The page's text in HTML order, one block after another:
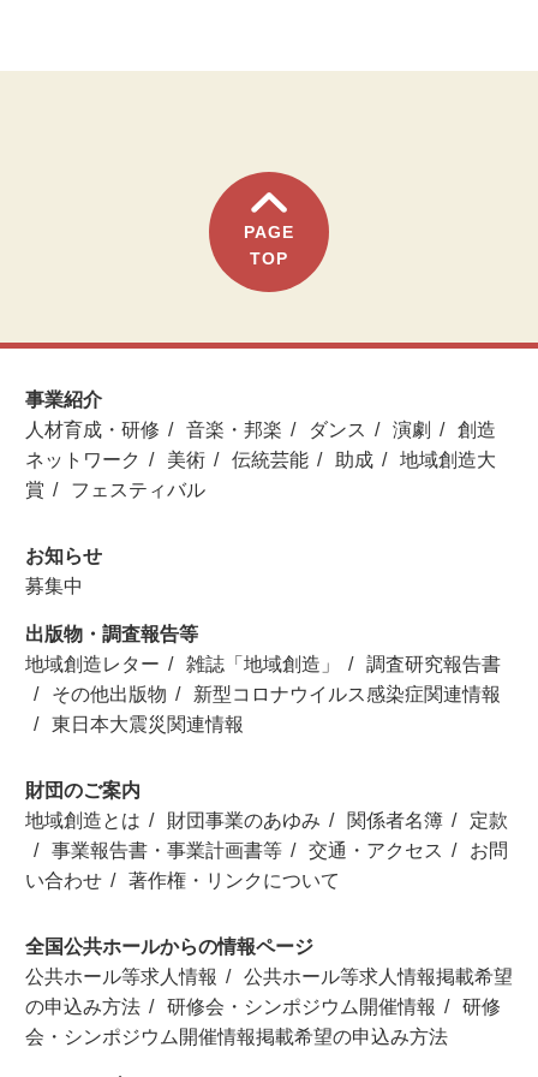
PAGE
TOP
事業紹介
人材育成・研修
音楽・邦楽 ダンス 演劇
創造
ネットワーク
美術 伝統芸能 助成
地域創造大
賞
フェスティバル
お知らせ
募集中
出版物・調査報告等
地域創造レター
雑誌「地域創造」
調査研究報告書
その他出版物
新型コロナウイルス感染症関連情報
東日本大震災関連情報
財団のご案内
地域創造とは
財団事業のあゆみ 関係者名簿
定款
事業報告書・事業計画書等
交通・アクセス
お問
い合わせ
著作権・リンクについて
全国公共ホールからの情報ページ
公共ホール等求人情報
公共ホール等求人情報掲載希望
の申込み方法
研修会・シンポジウム開催情報
研修
会・シンポジウム開催情報掲載希望の申込み方法